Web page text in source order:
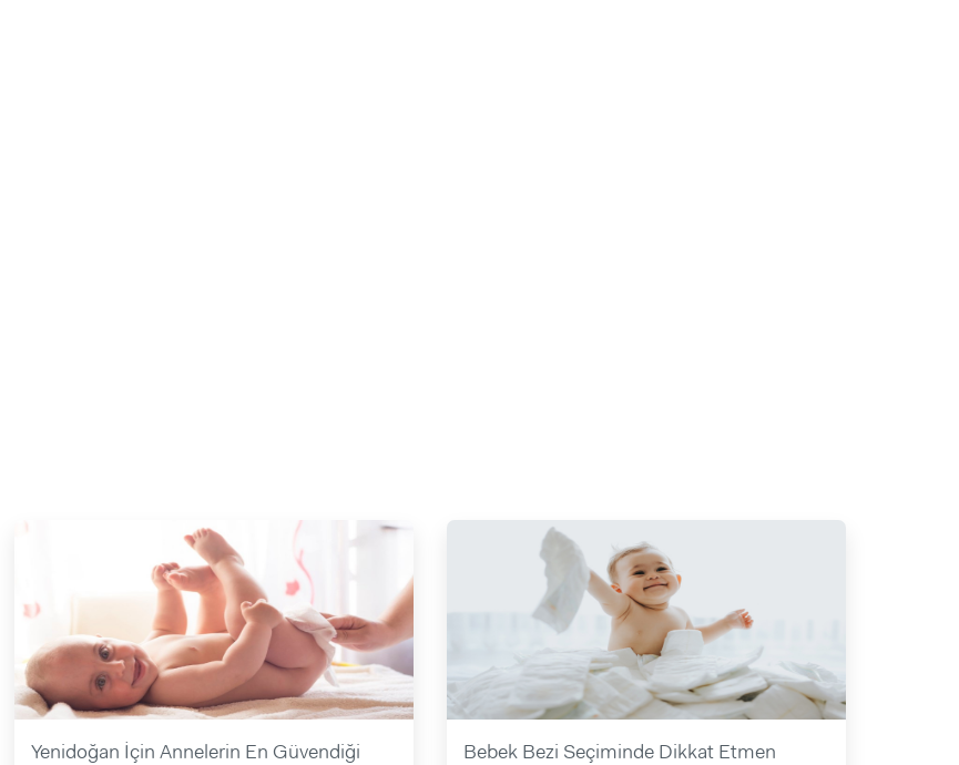
Yenidoğan İçin Annelerin En Güvendiği Bebek Bezi Seçiminde Dikkat Etmen